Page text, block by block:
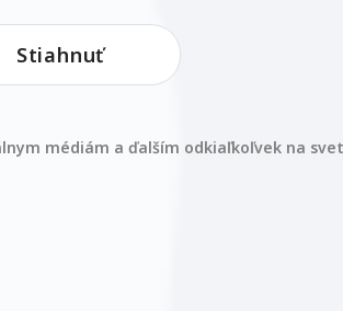
Stiahnuť
médiám a ďalším odkiaľkoľvek na